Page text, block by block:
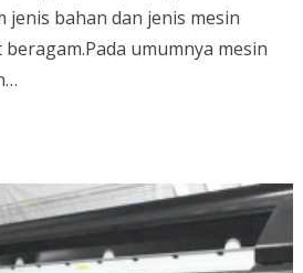
jenis bahan dan jenis mesin
umumnya mesin